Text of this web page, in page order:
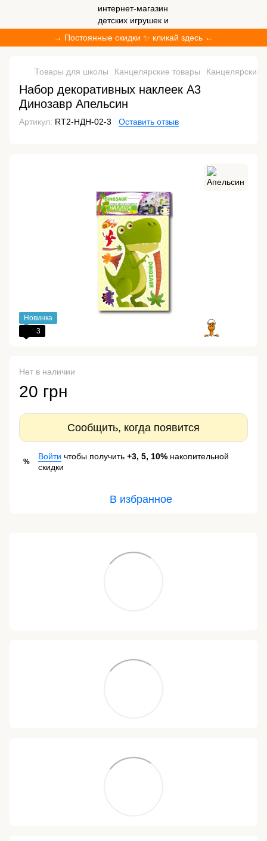
→ Постоянные скидки ✨ кликай здесь ←
Товары для школы Канцелярские товары Канцелярские
Набор декоративных наклеек А3
Динозавр Апельсин
Артикул: RT2-НДН-02-3 Оставить отзыв
Новинка
3
Нет в наличии
20 грн
Сообщить, когда появится
%
Войти чтобы получить +3, 5, 10% накопительной
скидки
В избранное